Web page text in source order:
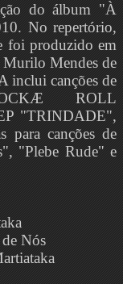
do álbum "À
No repertório,
foi produzido em
Mendes de
inclui canções de
ROLL
"TRINDADE",
para canções de
"Plebe Rude" e
Nós